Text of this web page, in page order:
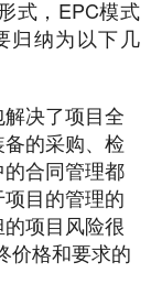
式，EPC模式
归纳为以下几
决了项目全
的采购、检
合同管理都
目的管理的
项目风险很
价格和要求的